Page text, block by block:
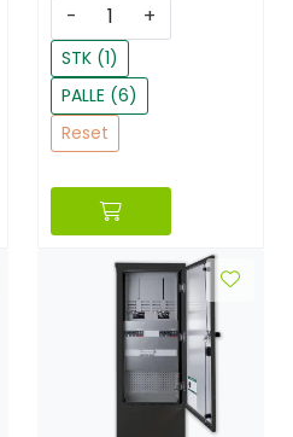
- +
STK (1)
PALLE (6)
Reset